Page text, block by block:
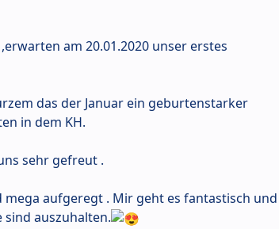
am 20.01.2020 unser erstes
das der Januar ein geburtenstarker
in dem KH.
sehr gefreut .
aufgeregt . Mir geht es fantastisch und
sind auszuhalten.